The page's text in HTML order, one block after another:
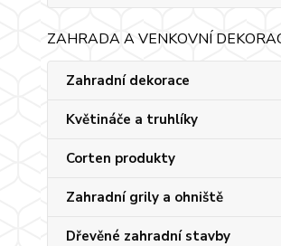
ZAHRADA A VENKOVNÍ
Zahradní dekorace
Květináče a truhlíky
Corten produkty
Zahradní grily a ohniště
Dřevěné zahradní stavby